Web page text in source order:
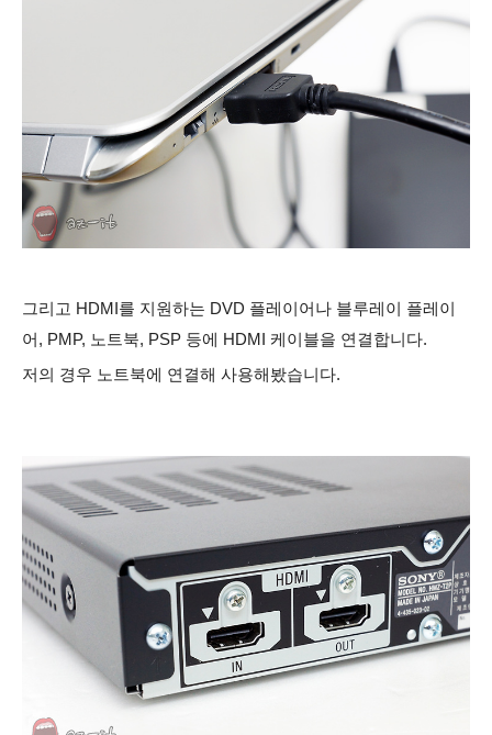
그리고 HDMI를 지원하는 DVD 플레이어나 블루레이 플레이
어, PMP, 노트북, PSP 등에 HDMI 케이블을 연결합니다.
저의 경우 노트북에
연결해 사용해봤습니다.